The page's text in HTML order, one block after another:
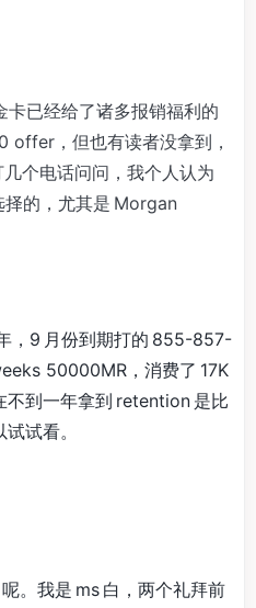
卡已经给了诸多报销福利的
offer，但也有读者没拿到，
个电话问问，我个人认为
的，尤其是 Morgan
，9 月份到期打的 855-857-
50000MR，消费了 17K
不到一年拿到 retention 是比
试看。
。我是 ms 白，两个礼拜前